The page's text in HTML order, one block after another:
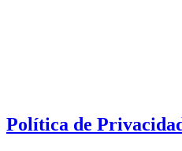
Política de